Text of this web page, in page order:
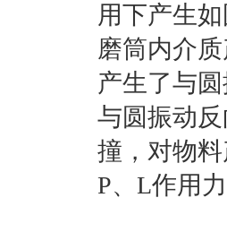
用下产生
磨筒内介
产生了与
与圆振动
撞，对物
P、L作用